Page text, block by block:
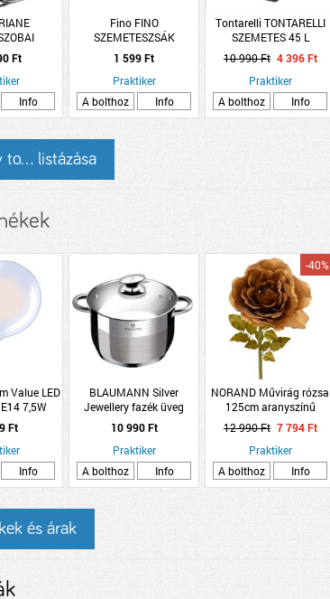
6L
EZÜST
Ft
Info
Fino FINO
SZEMETESZSÁK
ECONOMY 135L/10DB
1 599 Ft
Praktiker
A bolthoz
Info
Tontarelli TONTARELLI
SZEMETES 45 L
NYÍLÓ/BILLENŐ TETŐVEL
10 990 Ft 4 396 Ft
Praktiker
A bolthoz
Info
listázása
Value LED
7,5W
kisgömb
matt
Ft
Info
BLAUMANN Silver
Jewellery fazék üveg
fedővel 20x14,5cm 4,3L
rozsdamentes acél
10 990 Ft
Praktiker
A bolthoz
Info
NORAND Művirág rózsa
125cm aranyszínű
-40%
12 990 Ft 7 794 Ft
Praktiker
A bolthoz
Info
és árak